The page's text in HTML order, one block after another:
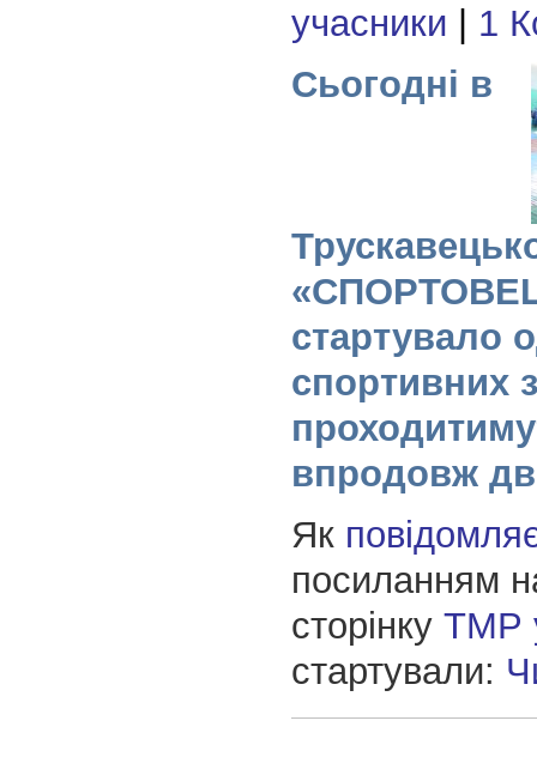
учасники
1
Сьогодні в
стартувало
спортивних
впродовж
Як
посиланням
сторінку ТМР
стартували: